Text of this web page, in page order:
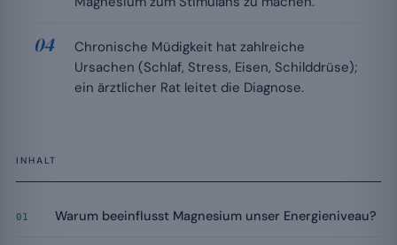
Chronische Müdigkeit hat zahlreiche
Ursachen (Schlaf, Stress, Eisen, Schilddrüse);
ein ärztlicher Rat leitet die Diagnose.
INHALT
01 Warum beeinflusst Magnesium unser Energieniveau?